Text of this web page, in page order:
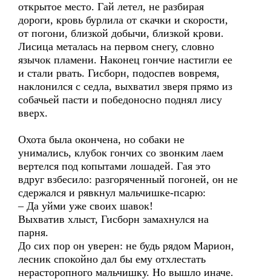
открытое место. Гай летел, не разбирая
дороги, кровь бурлила от скачки и скорости,
от погони, близкой добычи, близкой крови.
Лисица металась на первом снегу, словно
язычок пламени. Наконец гончие настигли ее
и стали рвать. Гисборн, подоспев вовремя,
наклонился с седла, выхватил зверя прямо из
собачьей пасти и победоносно поднял лису
вверх.
Охота была окончена, но собаки не
унимались, клубок гончих со звонким лаем
вертелся под копытами лошадей. Гая это
вдруг взбесило: разгоряченный погоней, он не
сдержался и рявкнул мальчишке-псарю:
– Да уйми уже своих шавок!
Выхватив хлыст, Гисборн замахнулся на
парня.
До сих пор он уверен: не будь рядом Марион,
лесник спокойно дал бы ему отхлестать
нерасторопного мальчишку. Но вышло иначе.